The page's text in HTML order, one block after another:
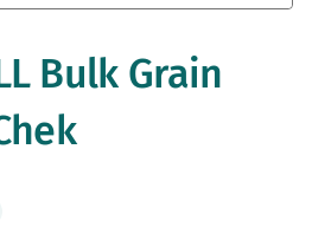
Bulk Grain